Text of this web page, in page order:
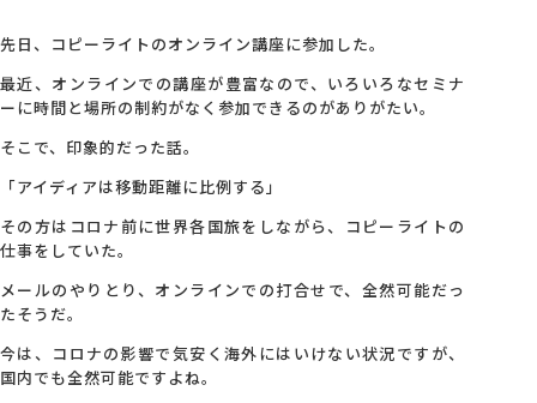
MG研修
スタッフ紹介
最新ブログ
アクセス
先日、コピーライトのオンライン講座に参加した。
最近、オンラインでの講座が豊富なので、いろいろなセミナ
ーに時間と場所の制約がなく参加できるのがありがたい。
そこで、印象的だった話。
「アイディアは移動距離に比例する」
その方はコロナ前に世界各国旅をしながら、コピーライトの
仕事をしていた。
メールのやりとり、オンラインでの打合せで、全然可能だっ
たそうだ。
今は、コロナの影響で気安く海外にはいけない状況ですが、
国内でも全然可能ですよね。